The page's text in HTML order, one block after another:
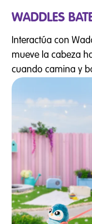
WADDLES
Interactúa con
mueve la cabeza
cuando camina y